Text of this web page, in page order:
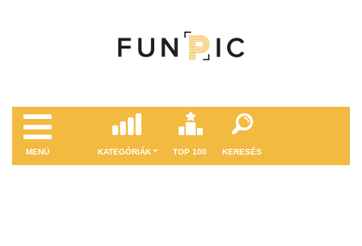
MENÜ KATEGÓRIÁK TOP 100 KERESÉS